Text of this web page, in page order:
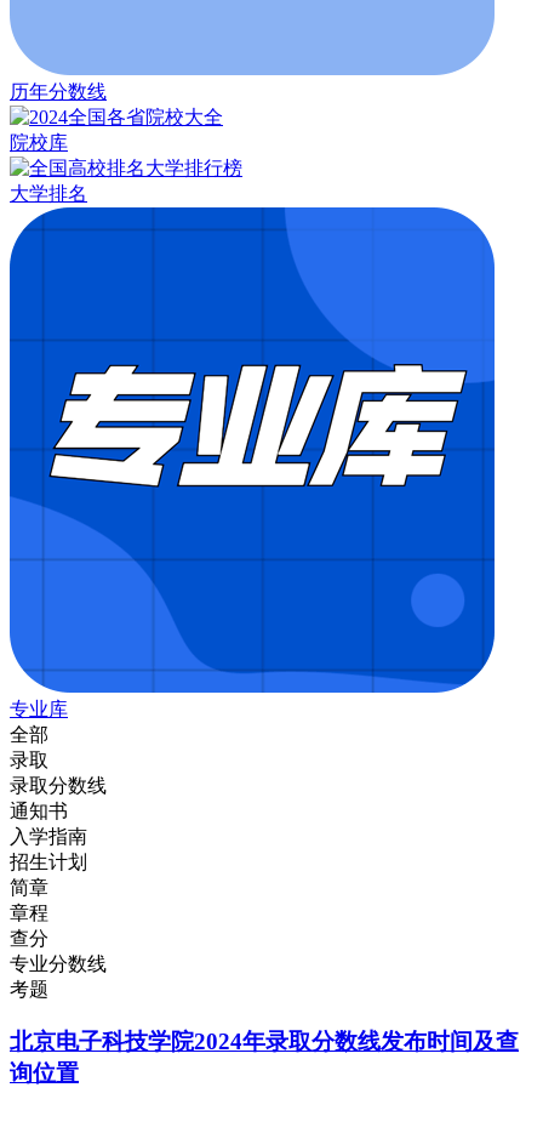
历年分数线
院校库
大学排名
专业库
全部
录取
录取分数线
通知书
入学指南
招生计划
简章
章程
查分
专业分数线
考题
北京电子科技学院2024年录取分数线发布时间及查
询位置